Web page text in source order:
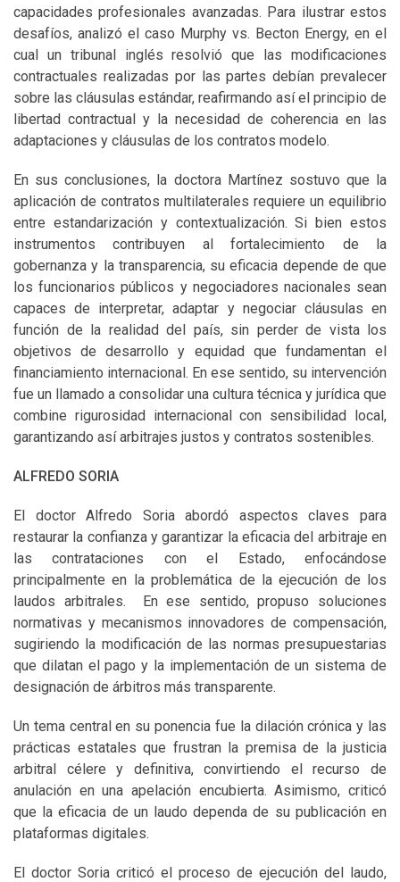
capacidades profesionales avanzadas. Para ilustrar estos
desafíos, analizó el caso Murphy vs. Becton Energy, en el
cual un tribunal inglés resolvió que las modificaciones
contractuales realizadas por las partes debían prevalecer
sobre las cláusulas estándar, reafirmando así el principio de
libertad contractual y la necesidad de coherencia en las
adaptaciones y cláusulas de los contratos modelo.
En sus conclusiones, la doctora Martínez sostuvo que la
aplicación de contratos multilaterales requiere un equilibrio
entre estandarización y contextualización. Si bien estos
instrumentos contribuyen al fortalecimiento de la
gobernanza y la transparencia, su eficacia depende de que
los funcionarios públicos y negociadores nacionales sean
capaces de interpretar, adaptar y negociar cláusulas en
función de la realidad del país, sin perder de vista los
objetivos de desarrollo y equidad que fundamentan el
financiamiento internacional. En ese sentido, su intervención
fue un llamado a consolidar una cultura técnica y jurídica que
combine rigurosidad internacional con sensibilidad local,
garantizando así arbitrajes justos y contratos sostenibles.
ALFREDO SORIA
El doctor Alfredo Soria abordó aspectos claves para
restaurar la confianza y garantizar la eficacia del arbitraje en
las contrataciones con el Estado, enfocándose
principalmente en la problemática de la ejecución de los
laudos arbitrales. En ese sentido, propuso soluciones
normativas y mecanismos innovadores de compensación,
sugiriendo la modificación de las normas presupuestarias
que dilatan el pago y la implementación de un sistema de
designación de árbitros más transparente.
Un tema central en su ponencia fue la dilación crónica y las
prácticas estatales que frustran la premisa de la justicia
arbitral célere y definitiva, convirtiendo el recurso de
anulación en una apelación encubierta. Asimismo, criticó
que la eficacia de un laudo dependa de su publicación en
plataformas digitales.
El doctor Soria criticó el proceso de ejecución del laudo,